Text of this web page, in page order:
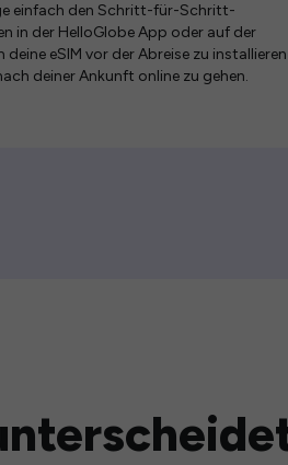
einfach den Schritt-für-Schritt-
in der HelloGlobe App oder auf der
deine eSIM vor der Abreise zu installieren
deiner Ankunft online zu gehen.